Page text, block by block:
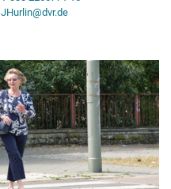
JHurlin@dvr.de